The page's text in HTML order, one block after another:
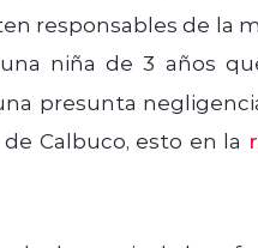
responsables de la
niña de 3 años
presunta
Calbuco, esto en la